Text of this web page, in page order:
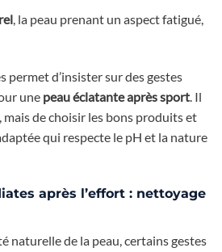
, la peau prenant un aspect fatigué,
permet d’insister sur des gestes
une peau éclatante après sport . Il
mais de choisir les bons produits et
qui respecte le pH et la nature
après l’effort : nettoyage
naturelle de la peau, certains gestes